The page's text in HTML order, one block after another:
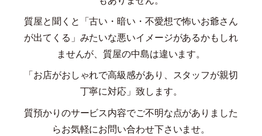
質屋と聞くと「古い・暗い・不愛想で怖いお爺さん
が出てくる」みたいな悪いイメージがあるかもしれ
ませんが、質屋の中島は違います。
「お店がおしゃれで高級感があり、スタッフが親切
丁寧に対応」致します。
質預かりのサービス内容でご不明な点がありました
らお気軽にお問い合わせ下さいませ。